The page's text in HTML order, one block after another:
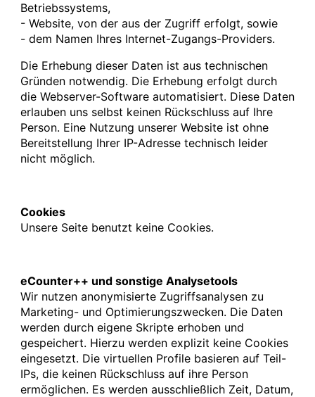
Betriebssystems,
- Website, von der aus der Zugriff erfolgt, sowie
- dem Namen Ihres Internet-Zugangs-Providers.
Die Erhebung dieser Daten ist aus technischen
Gründen notwendig. Die Erhebung erfolgt durch
die Webserver-Software automatisiert. Diese Daten
erlauben uns selbst keinen Rückschluss auf Ihre
Person. Eine Nutzung unserer Website ist ohne
Bereitstellung Ihrer IP-Adresse technisch leider
nicht möglich.
Cookies
Unsere Seite benutzt keine Cookies.
eCounter++ und sonstige Analysetools
Wir nutzen anonymisierte Zugriffsanalysen zu
Marketing- und Optimierungszwecken. Die Daten
werden durch eigene Skripte erhoben und
gespeichert. Hierzu werden explizit keine Cookies
eingesetzt. Die virtuellen Profile basieren auf Teil-
IPs, die keinen Rückschluss auf ihre Person
ermöglichen. Es werden ausschließlich Zeit, Datum,